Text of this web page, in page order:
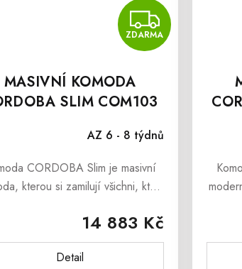
ZDARMA
MASIVNÍ KOMODA
SLIM COM103
AZ 6 - 8 týdnů
14 883 Kč
Detail
CORDOBA Slim je masivní
kterou si zamilují všichni, kteří
dřevěný nábytek s jednoduchými
CORDOBA Slim je...